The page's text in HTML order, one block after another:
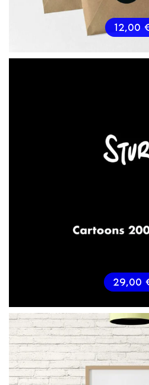
12,00
29,00